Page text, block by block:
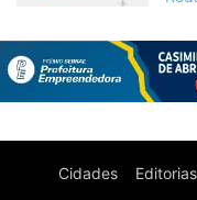
Cidades Editorias